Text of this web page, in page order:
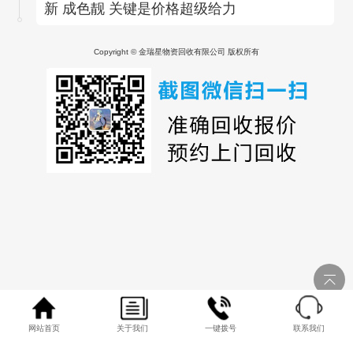
新 成色靓 关键是价格超级给力
Copyright © 金瑞星物资回收有限公司 版权所有
网站首页 关于我们 一键拨号 联系我们